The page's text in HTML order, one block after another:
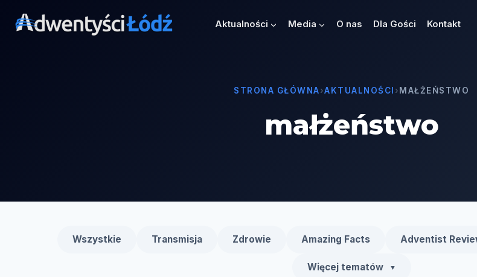
Aktualności Media O nas Dla Gości Kontakt
STRONA GŁÓWNA›AKTUALNOŚCI › MAŁŻEŃSTWO
małżeństwo
Wszystkie Transmisja Zdrowie Amazing Facts Adventist
Więcej tematów ▼